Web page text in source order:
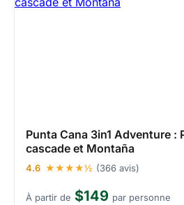
Punta Cana 3in1 Adventure :
cascade et Montaña
4.6 ★★★★½ (366 avis)
À partir de $149 par personne